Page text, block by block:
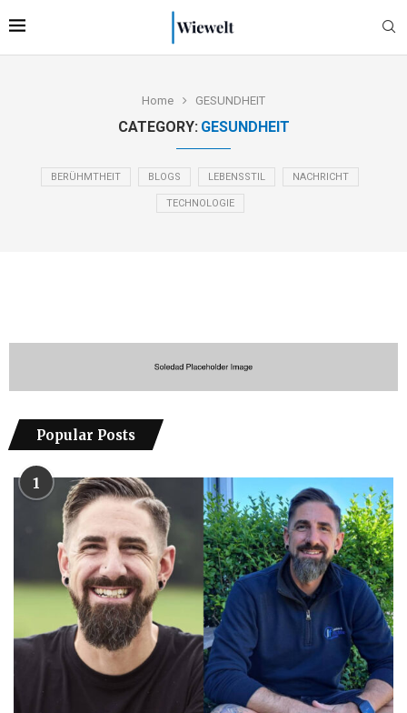
Home GESUNDHEIT
CATEGORY: GESUNDHEIT
BERÜHMTHEIT BLOGS LEBENSSTIL NACHRICHT
TECHNOLOGIE
Popular Posts
1